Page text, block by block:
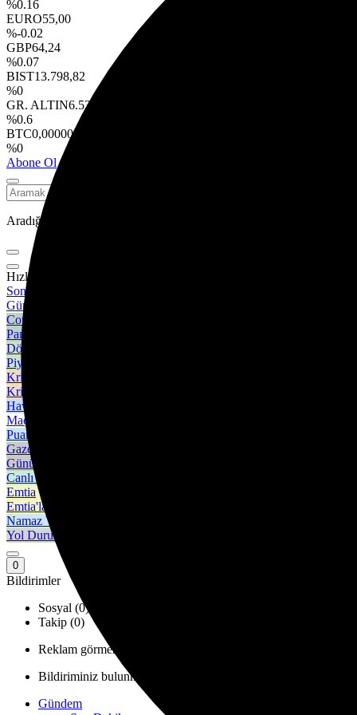
%0.16
EURO55,00
%-0.02
GBP64,24
%0.07
BIST13.798,82
%0
GR. ALTIN6.531,79
%0.6
BTC0,000000
%0
Abone Ol
Aradığınız kelimeyi yazın ve entera basın, kapatmak için esc butonuna
Hızlı Erişim
Son Dakika
Günün son gelişmelerine yakından bakın.
Covid 19
Pandeminin detayları..
Döviz Kurlar
Piyasanın kalbine yakından göz atın.
Kripto Paralar
Kripto para piyasalarında son durum!
Hava Durumu
Maç Merkezi
Puan Durumu
Gazeteler
Günün gazete manşetlerini inceleyin.
Canlı Tv
Emtia
Emtia'larda son durum!
Namaz Vakitleri
Yol Durumu
0
Bildirimler
Sosyal (0)
Takip (0)
Reklam görmemek için, özel sayfa ve yazılara erişim için
Bildiriminiz bulunmamaktadır.
Gündem